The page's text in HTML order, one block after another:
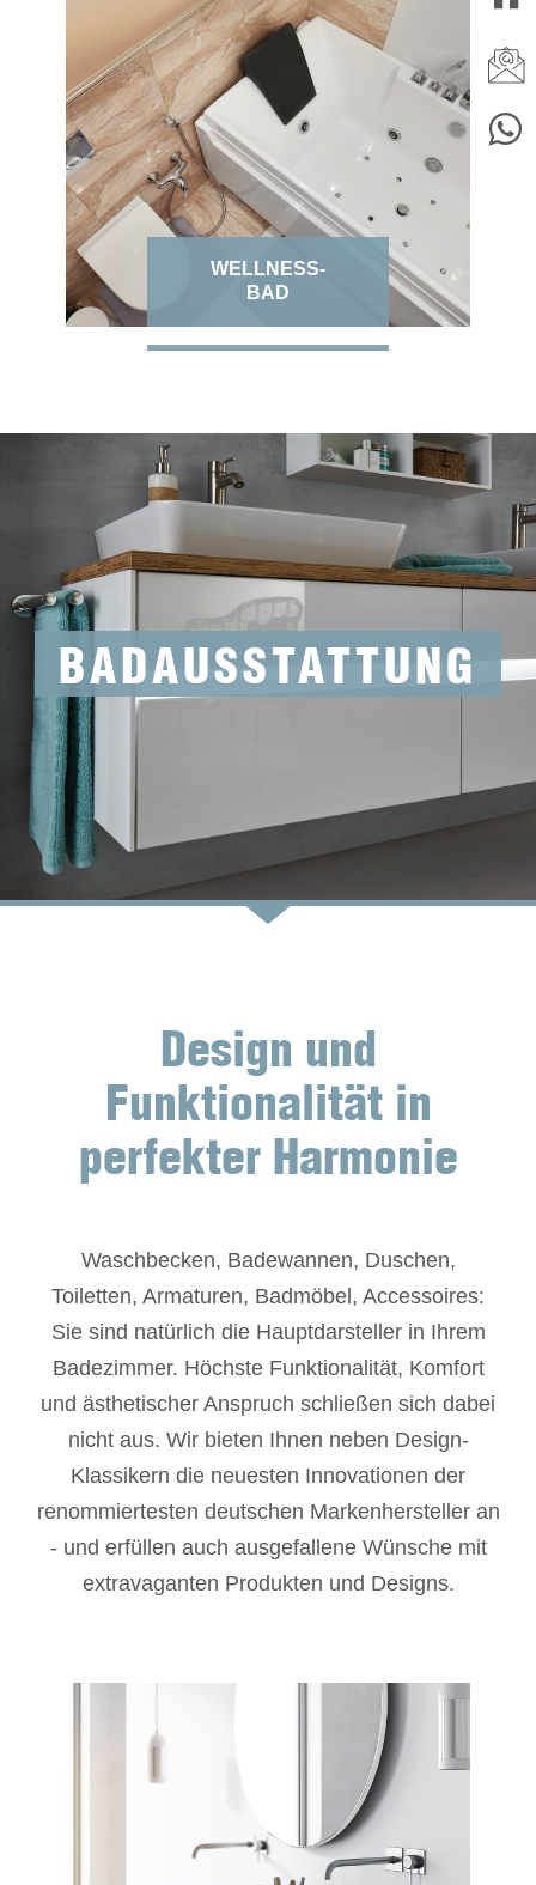
WELLNESS-
BAD
BAD­AUSSTATTUNG
Design und
Funktionalität in
perfekter Harmonie
Waschbecken, Badewannen, Duschen,
Toiletten, Armaturen, Badmöbel, Accessoires:
Sie sind natürlich die Hauptdarsteller in Ihrem
Badezimmer. Höchste Funktionalität, Komfort
und ästhetischer Anspruch schließen sich dabei
nicht aus. Wir bieten Ihnen neben Design-
Klassikern die neuesten Innovationen der
renommiertesten deutschen Markenhersteller an
- und erfüllen auch ausgefallene Wünsche mit
extravaganten Produkten und Designs.